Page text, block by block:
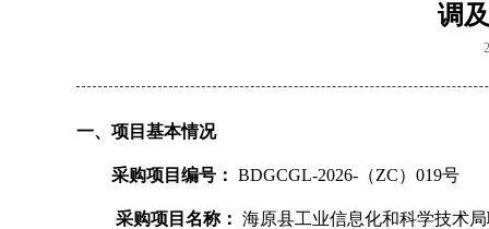
调
一、项目基本情况
采购项目编号： BDGCGL-2026-（ZC）019号
采购项目名称： 海原县工业信息化和科学技术